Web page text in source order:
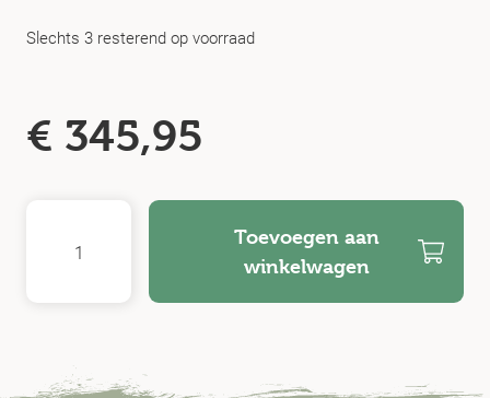
Slechts 3 resterend op voorraad
€ 345,95
Toevoegen aan
winkelwagen